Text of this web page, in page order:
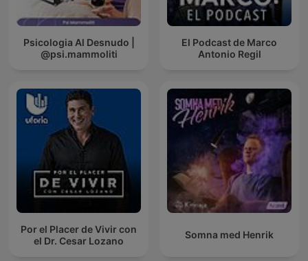
Psicologia Al Desnudo |
@psi.mammoliti
El Podcast de Marco
Antonio Regil
Por el Placer de Vivir con
el Dr. Cesar Lozano
Somna med Henrik